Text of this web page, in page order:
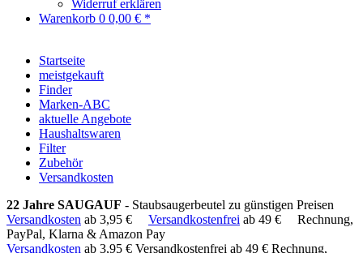
Widerruf erklären
Warenkorb 0 0,00 € *
Startseite
meistgekauft
Finder
Marken-ABC
aktuelle Angebote
Haushaltswaren
Filter
Zubehör
Versandkosten
22 Jahre SAUGAUF - Staubsaugerbeutel zu günstigen Preisen
Versandkosten ab 3,95 € Versandkostenfrei ab 49 €
Rechnung,
PayPal, Klarna & Amazon Pay
Versandkosten ab 3,95 € Versandkostenfrei ab 49 € Rechnung,